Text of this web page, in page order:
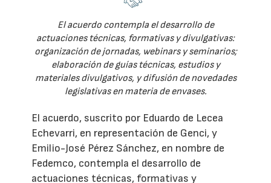
El acuerdo contempla el desarrollo de
actuaciones técnicas, formativas y divulgativas:
organización de jornadas, webinars y seminarios;
elaboración de guías técnicas, estudios y
materiales divulgativos, y difusión de novedades
legislativas en materia de envases.
El acuerdo, suscrito por Eduardo de Lecea
Echevarri, en representación de Genci, y
Emilio-José Pérez Sánchez, en nombre de
Fedemco, contempla el desarrollo de
actuaciones técnicas, formativas y